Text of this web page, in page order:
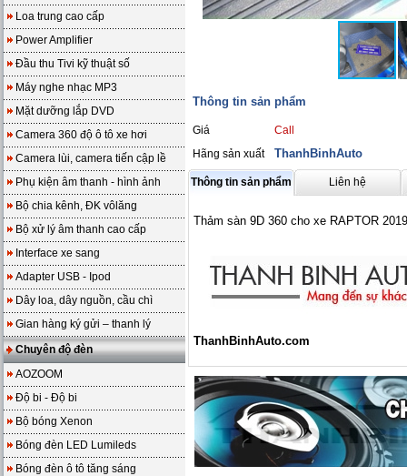
Loa trung cao cấp
Power Amplifier
Đầu thu Tivi kỹ thuật số
Máy nghe nhạc MP3
Mặt dưỡng lắp DVD
Camera 360 độ ô tô xe hơi
Camera lùi, camera tiến cập lề
Phụ kiện âm thanh - hình ảnh
Bộ chia kênh, ĐK vôlăng
Bộ xử lý âm thanh cao cấp
Interface xe sang
Adapter USB - Ipod
Dây loa, dây nguồn, cầu chì
Gian hàng ký gửi – thanh lý
Chuyên độ đèn
AOZOOM
Độ bi - Độ bi
Bộ bóng Xenon
Bóng đèn LED Lumileds
Bóng đèn ô tô tăng sáng
Thông tin sản phẩm
Giá
Call
Hãng sản xuất
ThanhBinhAuto
Thông tin sản phẩm Liên hệ
Thảm sàn 9D 360 cho xe RAPTOR 2019
ThanhBinhAuto.com